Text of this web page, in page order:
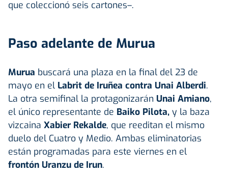
que coleccionó seis cartones–.
Paso adelante de Murua
Murua buscará una plaza en la final del 23 de
mayo en el Labrit de Iruñea contra Unai Alberdi.
La otra semifinal la protagonizarán Unai Amiano,
el único representante de Baiko Pilota, y la baza
vizcaina Xabier Rekalde, que reeditan el mismo
duelo del Cuatro y Medio. Ambas eliminatorias
están programadas para este viernes en el
frontón Uranzu de Irun.